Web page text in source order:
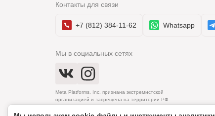
Контакты для связи
+7 (812) 384-11-62 Whatsapp
Мы в социальных сетях
Meta Platforms, Inc. признана экстремистской
организацией и запрещена на территории РФ